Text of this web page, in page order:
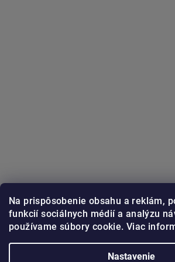
Na prispôsobenie obsahu a reklám,
funkcií sociálnych médií a analýzu
používame súbory cookie. Viac
Nastavenie
Sledovať na Instagrame